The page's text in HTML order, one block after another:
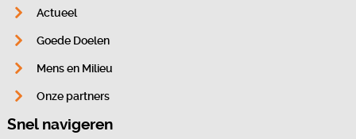
Actueel
Goede Doelen
Mens en Milieu
Onze partners
Snel navigeren